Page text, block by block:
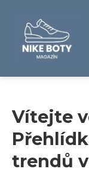
Vítejte
trendů